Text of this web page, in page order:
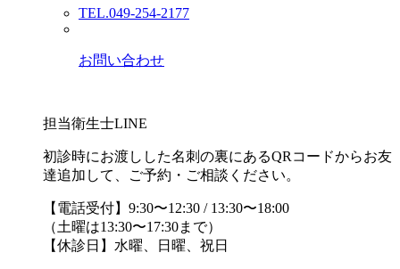
TEL.049-254-2177
お問い合わせ
担当衛生士LINE
初診時にお渡しした名刺の裏にあるQRコードからお友
達追加して、ご予約・ご相談ください。
【電話受付】9:30〜12:30 / 13:30〜18:00
（土曜は13:30〜17:30まで）
【休診日】水曜、日曜、祝日